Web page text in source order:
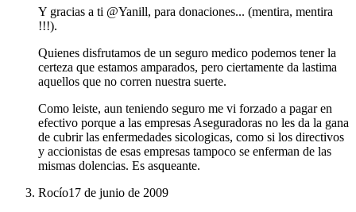
Y gracias a ti @Yanill, para donaciones... (mentira, mentira
!!!).
Quienes disfrutamos de un seguro medico podemos tener la
certeza que estamos amparados, pero ciertamente da lastima
aquellos que no corren nuestra suerte.
Como leiste, aun teniendo seguro me vi forzado a pagar en
efectivo porque a las empresas Aseguradoras no les da la gana
de cubrir las enfermedades sicologicas, como si los directivos
y accionistas de esas empresas tampoco se enferman de las
mismas dolencias. Es asqueante.
Rocío17 de junio de 2009